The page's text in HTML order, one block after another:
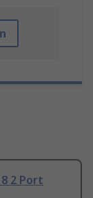
2 Port